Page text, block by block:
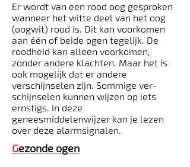
Er wordt van een rood oog gesproken
wanneer het witte deel van het oog
(oogwit) rood is. Dit kan voorkomen
aan één of beide ogen tegelijk. De
roodheid kan alleen voorkomen,
zonder andere klachten. Maar het is
ook mogelijk dat er andere
verschijnselen zijn. Sommige ver­
schijnselen kunnen wijzen op iets
ernstigs. In deze
geneesmiddelenwijzer kan je lezen
over deze alarmsignalen.
Gezonde ogen